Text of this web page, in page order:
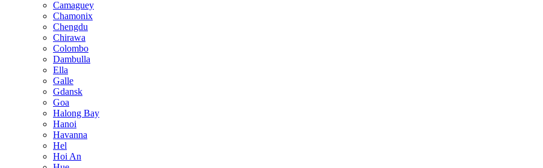
Camaguey
Chamonix
Chengdu
Chirawa
Colombo
Dambulla
Ella
Galle
Gdansk
Goa
Halong Bay
Hanoi
Havanna
Hel
Hoi An